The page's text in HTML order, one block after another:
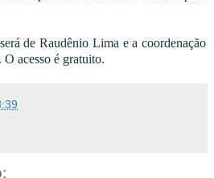
de Raudênio Lima e a coordenação
acesso é gratuito.